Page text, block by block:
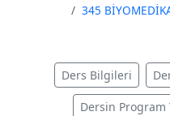
345
Ders Bilgileri
Dersin Program